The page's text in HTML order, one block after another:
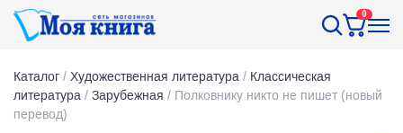
0
Каталог / Художественная литература / Классическая
литература / Зарубежная / Полковнику никто не пишет (новый
перевод)